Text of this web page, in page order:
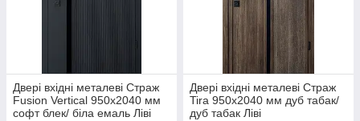
Двері вхідні металеві Страж
Fusion Vertical 950х2040 мм
софт блек/ біла емаль Ліві
Двері вхідні металеві Страж
Tira 950х2040 мм дуб табак/
дуб табак Ліві